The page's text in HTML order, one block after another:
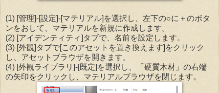
(1) [管理]-[設定]-[マテリアル]を選択し、左下の○に＋のボタ
ンをおして、マテリアルを新規に作成します。
(2) [アイデンティティ]タブで、名前を設定します。
(3) [外観]タブで[このアセットを置き換えます]をクリック
し、アセットブラウザを開きます。
(4) [外観ライブラリ]-[既定]を選択し、「硬質木材」の右端
の矢印をクリックし、マテリアルブラウザを閉じます。